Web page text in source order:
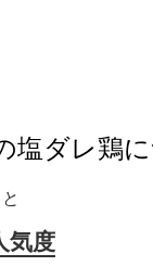
塩ダレ鶏
気度